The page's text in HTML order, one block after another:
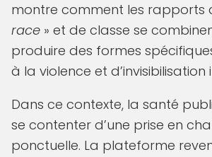
montre comment les rapports
race » et de classe se
produire des formes
à la violence et d’invisibilisation
Dans ce contexte, la santé
se contenter d’une prise en
ponctuelle. La plateforme